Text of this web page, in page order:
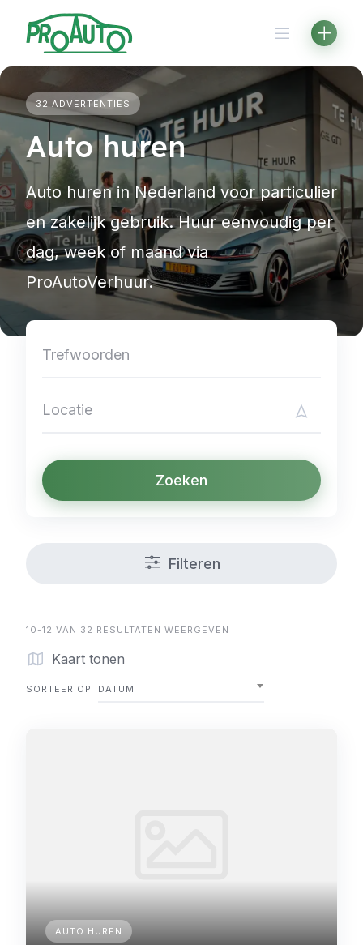
content
32 ADVERTENTIES
Auto huren
Auto huren in Nederland voor particulier
en zakelijk gebruik. Huur eenvoudig per
dag, week of maand via
ProAutoVerhuur.
Zoeken
Filteren
10-12 VAN 32 RESULTATEN WEERGEVEN
Kaart tonen
SORTEER OP DATUM
AUTO HUREN